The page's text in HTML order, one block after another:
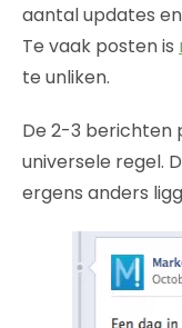
aantal updates
Te vaak posten is
te unliken.
De 2-3 berichten
universele regel.
ergens anders